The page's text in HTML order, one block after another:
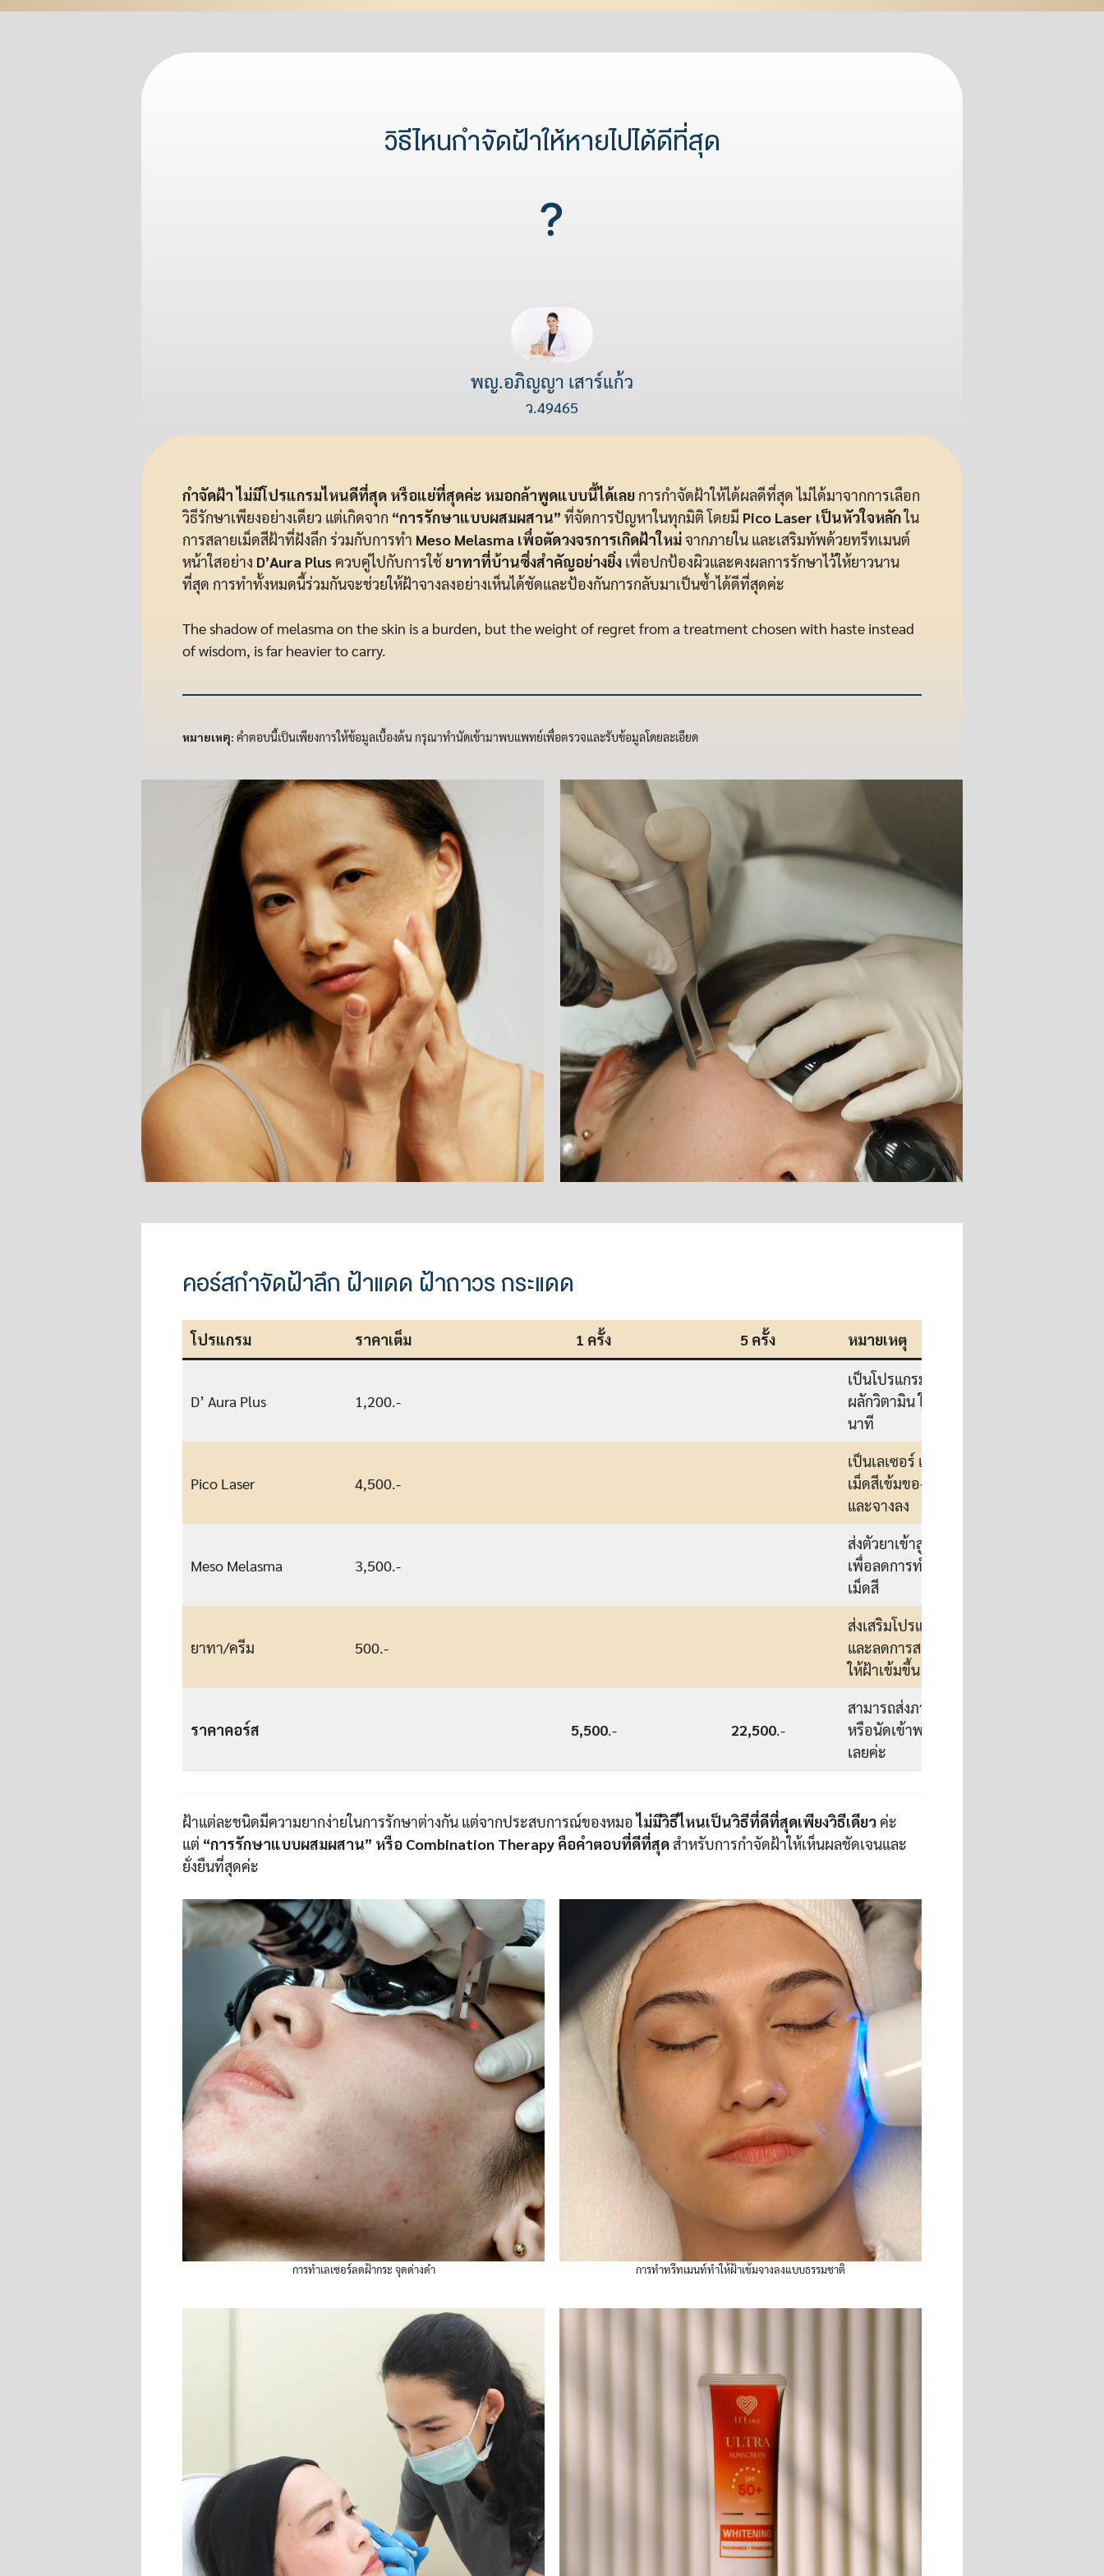
วิธีไหนกำจัดฝ้าให้หายไปได้ดีที่สุด
พญ.อภิญญา เสาร์แก้ว
ว.49465
กำจัดฝ้า ไม่มีโปรแกรมไหนดีที่สุด หรือแย่ที่สุดค่ะ หมอกล้าพูดแบบนี้ได้เลยการกำจัดฝ้าให้ได้ผลดีที่สุด ไม่ได้มาจากการเลือก
วิธีรักษาเพียงอย่างเดียว แต่เกิดจาก “การรักษาแบบผสมผสาน” ที่จัดการปัญหาในทุกมิติ โดยมี Pico Laser เป็นหัวใจหลักใน
การสลายเม็ดสีฝ้าที่ฝังลึก ร่วมกับการทำ Meso Melasma เพื่อตัดวงจรการเกิดฝ้าใหม่จากภายใน และเสริมทัพด้วยทรีทเมนต์
หน้าใสอย่าง D’Aura Plusควบคู่ไปกับการใช้ ยาทาที่บ้านซึ่งสำคัญอย่างยิ่ง เพื่อปกป้องผิวและคงผลการรักษาไว้ให้ยาวนาน
ที่สุด การทำทั้งหมดนี้ร่วมกันจะช่วยให้ฝ้าจางลงอย่างเห็นได้ชัดและป้องกันการกลับมาเป็นซ้ำได้ดีที่สุดค่ะ
The shadow of melasma on the skin is a burden, but the weight of regret from a treatment chosen with haste instead
of wisdom, is far heavier to carry.
หมายเหตุ: คำตอบนี้เป็นเพียงการให้ข้อมูลเบื้องต้น กรุณาทำนัดเข้ามาพบแพทย์เพื่อตรวจและรับข้อมูลโดยละเอียด
คอร์สกำจัดฝ้าลึก ฝ้าแดด ฝ้าถาวร กระแดด
โปรแกรม ราคาเต็ม 1 ครั้ง 5 ครั้ง หมายเหตุ
D’ Aura Plus 1,200.-
เป็นโปรแกรมทรีทเมนท์
ผลักวิตามิน ใช้เวลา 40
นาที
Pico Laser 4,500.-
เป็นเลเซอร์ เพื่อทำให้
เม็ดสีเข้มของฝ้าแตกตัว
และจางลง
Meso Melasma 3,500.-
ส่งตัวยาเข้าสู่จุดเม็ดสีเข้ม
เพื่อลดการทำงานของ
เม็ดสี
ยาทา/ครีม 500.-
ส่งเสริมโปรแกรมหลัก
และลดการสร้างเมลานิน
ให้ฝ้าเข้มขึ้น
ราคาคอร์ส 5,500.- 22,500.-
สามารถส่งภาพเข้ามา
หรือนัดเข้าพบแพทย์ได้
เลยค่ะ
ฝ้าแต่ละชนิดมีความยากง่ายในการรักษาต่างกัน แต่จากประสบการณ์ของหมอไม่มีวิธีไหนเป็นวิธีที่ดีที่สุดเพียงวิธีเดียวค่ะ
แต่ “การรักษาแบบผสมผสาน” หรือ Combination Therapy คือคำตอบที่ดีที่สุดสำหรับการกำจัดฝ้าให้เห็นผลชัดเจนและ
ยั่งยืนที่สุดค่ะ
การทำเลเซอร์ลดฝ้ากระ จุดด่างดำ การทำทรีทเมนท์ทำให้ฝ้าเข้มจางลงแบบธรรมชาติ